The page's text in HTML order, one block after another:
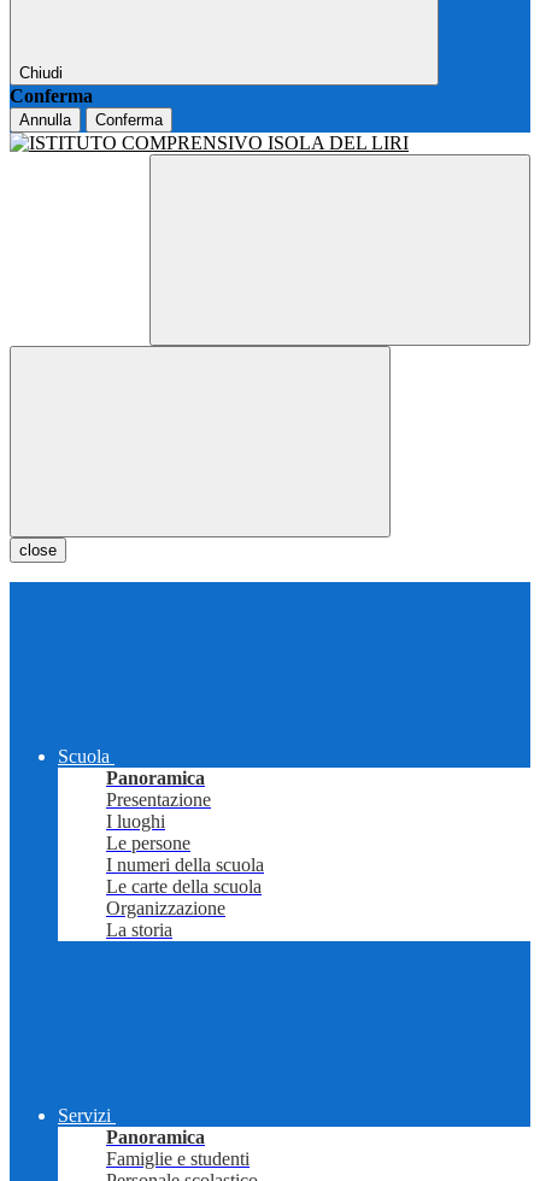
Chiudi
Conferma
Annulla Conferma
close
Scuola
Panoramica
Presentazione
I luoghi
Le persone
I numeri della scuola
Le carte della scuola
Organizzazione
La storia
Servizi
Panoramica
Famiglie e studenti